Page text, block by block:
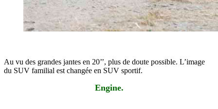
Au vu des grandes jantes en 20’’, plus de doute possible. L’image
du SUV familial est changée en SUV sportif.
Engine.